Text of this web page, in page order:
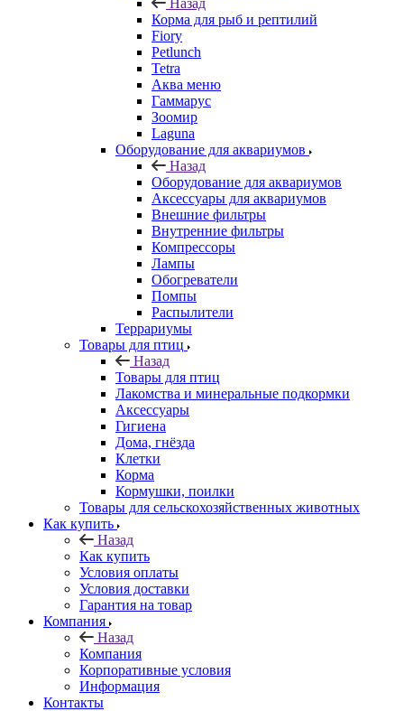
Назад
Корма для рыб и рептилий
Fiory
Petlunch
Tetra
Аква меню
Гаммарус
Зоомир
Laguna
Оборудование для аквариумов
Назад
Оборудование для аквариумов
Аксессуары для аквариумов
Внешние фильтры
Внутренние фильтры
Компрессоры
Лампы
Обогреватели
Помпы
Распылители
Террариумы
Товары для птиц
Назад
Товары для птиц
Лакомства и минеральные подкормки
Аксессуары
Гигиена
Дома, гнёзда
Клетки
Корма
Кормушки, поилки
Товары для сельскохозяйственных животных
Как купить
Назад
Как купить
Условия оплаты
Условия доставки
Гарантия на товар
Компания
Назад
Компания
Корпоративные условия
Информация
Контакты